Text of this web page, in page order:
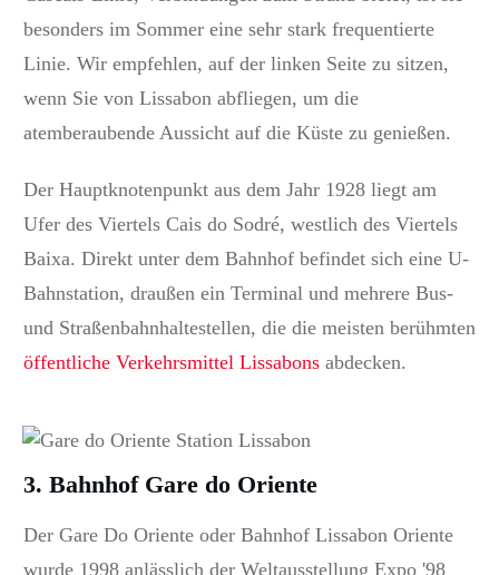
besonders im Sommer eine sehr stark frequentierte
Linie. Wir empfehlen, auf der linken Seite zu sitzen,
wenn Sie von Lissabon abfliegen, um die
atemberaubende Aussicht auf die Küste zu genießen.
Der Hauptknotenpunkt aus dem Jahr 1928 liegt am
Ufer des Viertels Cais do Sodré, westlich des Viertels
Baixa. Direkt unter dem Bahnhof befindet sich eine U-
Bahnstation, draußen ein Terminal und mehrere Bus-
und Straßenbahnhaltestellen, die die meisten berühmten
öffentliche Verkehrsmittel Lissabons abdecken.
3. Bahnhof Gare do Oriente
Der Gare Do Oriente oder Bahnhof Lissabon Oriente
wurde 1998 anlässlich der Weltausstellung Expo '98